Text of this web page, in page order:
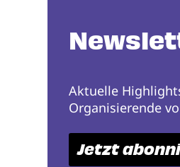
Aktuelle
Organisierende
Jetzt